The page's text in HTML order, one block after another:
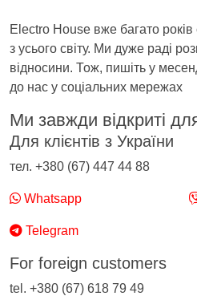
Electro House вже багато
з усього світу. Ми дуже раді
відносини. Тож, пишіть у
до нас у соціальних мережах
Ми завжди відкриті
Для клієнтів з України
тел. +380 (67) 447 44 88
Whatsapp
Telegram
For foreign customers
tel. +380 (67) 618 79 49